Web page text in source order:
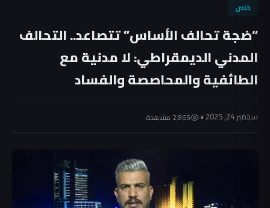
خاص
“ضجة تحالف الأساس” تتصاعد.. التحالف
المدني الديمقراطي: لا مدنية مع
الطائفية والمحاصصة والفساد
سبتمبر 24, 2025 • 2٬865 مشاهدة